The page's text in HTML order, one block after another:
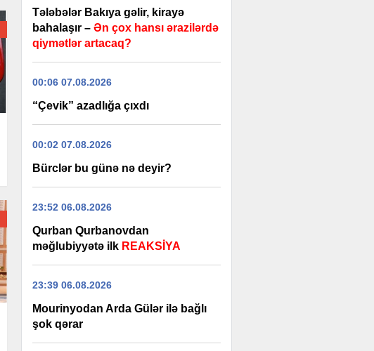
Tələbələr Bakıya gəlir, kirayə
bahalaşır – Ən çox hansı ərazilərdə
qiymətlər artacaq?
00:06 07.08.2026
“Çevik” azadlığa çıxdı
00:02 07.08.2026
Bürclər bu günə nə deyir?
23:52 06.08.2026
Qurban Qurbanovdan
məğlubiyyətə ilk REAKSİYA
23:39 06.08.2026
Mourinyodan Arda Gülər ilə bağlı
şok qərar